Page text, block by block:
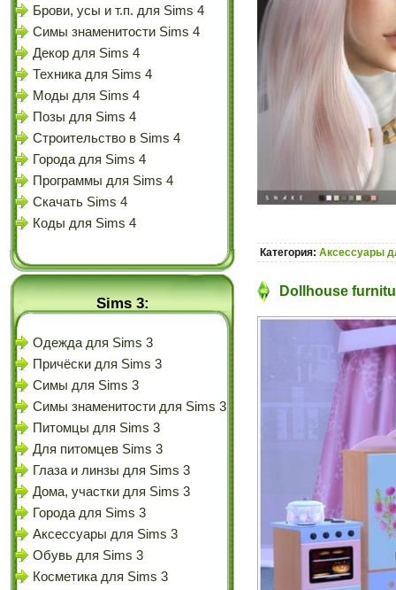
Брови, усы и т.п. для Sims 4
Симы знаменитости Sims 4
Декор для Sims 4
Техника для Sims 4
Моды для Sims 4
Позы для Sims 4
Строительство в Sims 4
Города для Sims 4
Программы для Sims 4
Скачать Sims 4
Коды для Sims 4
Sims 3:
Одежда для Sims 3
Причёски для Sims 3
Симы для Sims 3
Симы знаменитости для Sims 3
Питомцы для Sims 3
Для питомцев Sims 3
Глаза и линзы для Sims 3
Дома, участки для Sims 3
Города для Sims 3
Аксессуары для Sims 3
Обувь для Sims 3
Косметика для Sims 3
Категория: Аксессуары
Dollhouse